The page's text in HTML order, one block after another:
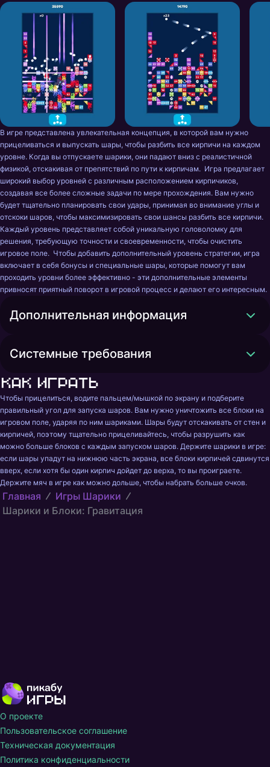
В игре представлена увлекательная концепция, в которой вам нужно
прицеливаться и выпускать шары, чтобы разбить все кирпичи на каждом
уровне. Когда вы отпускаете шарики, они падают вниз с реалистичной
физикой, отскакивая от препятствий по пути к кирпичам.  Игра предлагает
широкий выбор уровней с различным расположением кирпичиков,
создавая все более сложные задачи по мере прохождения. Вам нужно
будет тщательно планировать свои удары, принимая во внимание углы и
отскоки шаров, чтобы максимизировать свои шансы разбить все кирпичи.
Каждый уровень представляет собой уникальную головоломку для
решения, требующую точности и своевременности, чтобы очистить
игровое поле.  Чтобы добавить дополнительный уровень стратегии, игра
включает в себя бонусы и специальные шары, которые помогут вам
проходить уровни более эффективно - эти дополнительные элементы
привносят приятный поворот в игровой процесс и делают его интересным.
Дополнительная информация
Системные требования
Как играть
Чтобы прицелиться, водите пальцем/мышкой по экрану и подберите
правильный угол для запуска шаров. Вам нужно уничтожить все блоки на
игровом поле, ударяя по ним шариками. Шары будут отскакивать от стен и
кирпичей, поэтому тщательно прицеливайтесь, чтобы разрушить как
можно больше блоков с каждым запуском шаров. Держите шарики в игре:
если шары упадут на нижнюю часть экрана, все блоки кирпичей сдвинутся
вверх, если хотя бы один кирпич дойдет до верха, то вы проиграете.
Держите мяч в игре как можно дольше, чтобы набрать больше очков.
Главная
Игры Шарики
Шарики и Блоки: Гравитация
О проекте
Пользовательское соглашение
Техническая документация
Политика конфиденциальности